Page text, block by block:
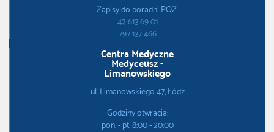
Zapisy do poradni POZ:
42 613 69 01
797 137 466
Centra Medyczne
Medyceusz -
Limanowskiego
ul. Limanowskiego 47, Łódź
Godziny otwracia:
pon. - pt. 8:00 - 20:00